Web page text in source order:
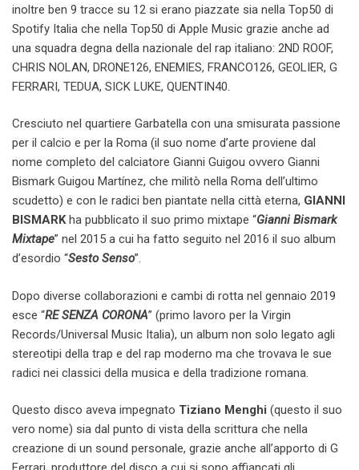
inoltre ben 9 tracce su 12 si erano piazzate sia nella Top50 di
Spotify Italia che nella Top50 di Apple Music grazie anche ad
una squadra degna della nazionale del rap italiano: 2ND ROOF,
CHRIS NOLAN, DRONE126, ENEMIES, FRANCO126, GEOLIER, G
FERRARI, TEDUA, SICK LUKE, QUENTIN40.
Cresciuto nel quartiere Garbatella con una smisurata passione
per il calcio e per la Roma (il suo nome d’arte proviene dal
nome completo del calciatore Gianni Guigou ovvero Gianni
Bismark Guigou Martínez, che militò nella Roma dell’ultimo
scudetto) e con le radici ben piantate nella città eterna, GIANNI
BISMARKha pubblicato il suo primo mixtape “Gianni Bismark
Mixtape” nel 2015 a cui ha fatto seguito nel 2016 il suo album
d’esordio “Sesto Senso”.
Dopo diverse collaborazioni e cambi di rotta nel gennaio 2019
esce “RE SENZA CORONA” (primo lavoro per la Virgin
Records/Universal Music Italia), un album non solo legato agli
stereotipi della trap e del rap moderno ma che trovava le sue
radici nei classici della musica e della tradizione romana.
Questo disco aveva impegnato Tiziano Menghi (questo il suo
vero nome) sia dal punto di vista della scrittura che nella
creazione di un sound personale, grazie anche all’apporto di G